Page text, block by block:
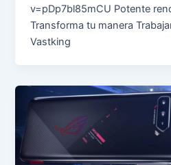
v=pDp7bl85mCU Potente
Transforma tu manera
Vastking